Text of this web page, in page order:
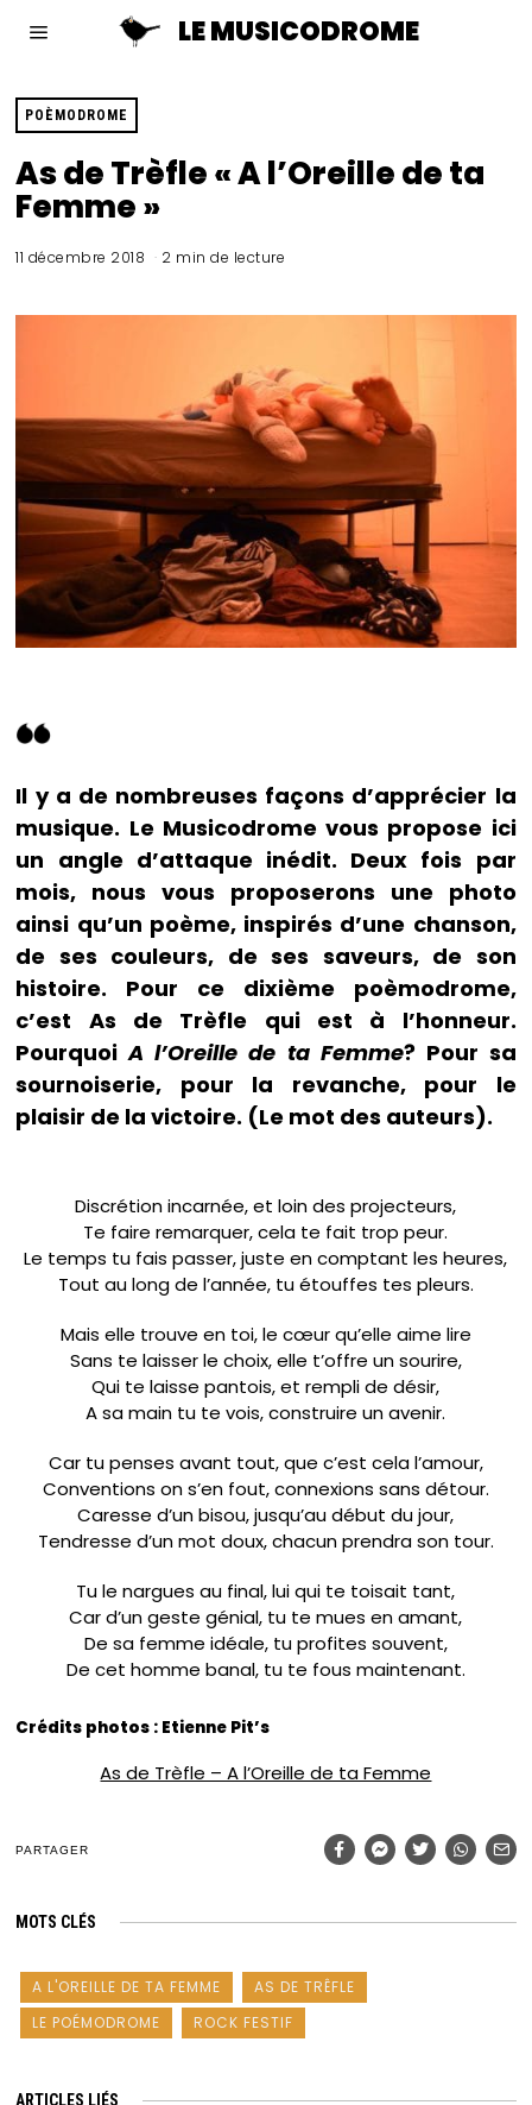
LE MUSICODROME
POÈMODROME
As de Trèfle « A l’Oreille de ta
Femme »
11 décembre 2018 2 min de lecture
Il y a de nombreuses façons d’apprécier la
musique. Le Musicodrome vous propose ici
un angle d’attaque inédit. Deux fois par
mois, nous vous proposerons une photo
ainsi qu’un poème, inspirés d’une chanson,
de ses couleurs, de ses saveurs, de son
histoire. Pour ce dixième poèmodrome,
c’est As de Trèfle qui est à l’honneur.
PourquoiA l’Oreille de ta Femme? Pour sa
sournoiserie, pour la revanche, pour le
plaisir de la victoire. (Le mot des auteurs).
Discrétion incarnée, et loin des projecteurs,
Te faire remarquer, cela te fait trop peur.
Le temps tu fais passer, juste en comptant les heures,
Tout au long de l’année, tu étouffes tes pleurs.
Mais elle trouve en toi, le cœur qu’elle aime lire
Sans te laisser le choix, elle t’offre un sourire,
Qui te laisse pantois, et rempli de désir,
A sa main tu te vois, construire un avenir.
Car tu penses avant tout, que c’est cela l’amour,
Conventions on s’en fout, connexions sans détour.
Caresse d’un bisou, jusqu’au début du jour,
Tendresse d’un mot doux, chacun prendra son tour.
Tu le nargues au final, lui qui te toisait tant,
Car d’un geste génial, tu te mues en amant,
De sa femme idéale, tu profites souvent,
De cet homme banal, tu te fous maintenant.
Crédits photos : Etienne Pit’s
As de Trèfle – A l’Oreille de ta Femme
PARTAGER
MOTS CLÉS
A L'OREILLE DE TA FEMME
AS DE TRÊFLE
LE POÉMODROME
ROCK FESTIF
ARTICLES LIÉS